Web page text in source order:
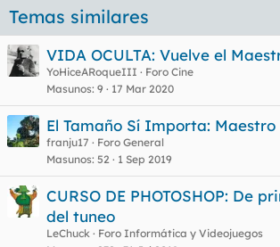
Temas similares
VIDA OCULTA: Vuelve el
YoHiceARoqueIII
Foro Cine
Masunos 9 17 Mar 2020
El Tamaño Sí Importa: Maestro
franju17
Foro General
Masunos 52 1 Sep 2019
CURSO DE PHOTOSHOP: De
del tuneo
LeChuck
Foro Informática y Videojuegos